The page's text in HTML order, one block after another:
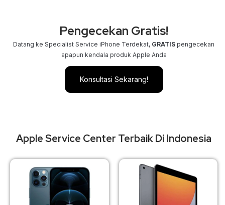
Pengecekan Gratis!
Datang ke Specialist Service iPhone Terdekat, GRATIS pengecekan
apapun kendala produk Apple Anda
Konsultasi Sekarang!
Apple Service Center Terbaik Di Indonesia